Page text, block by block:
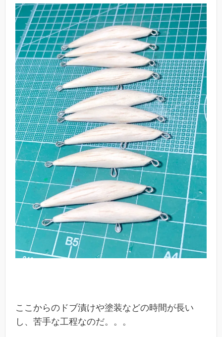
ここからのドブ漬けや塗装などの時間が長い
し、苦手な工程なのだ。。。